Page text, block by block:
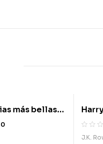
más bellas
griega
0
del
J.K.